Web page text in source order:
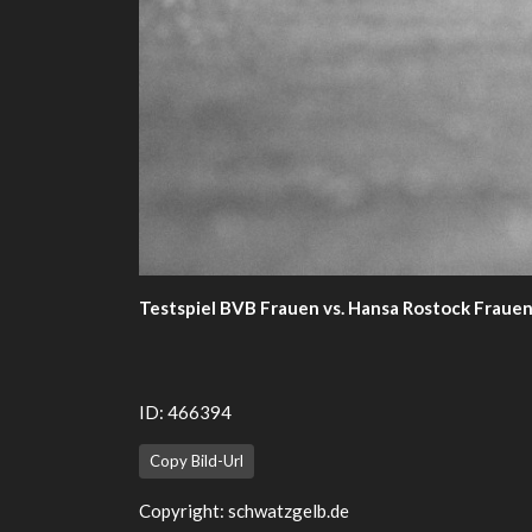
Testspiel BVB Frauen vs. Hansa Rostock Frauen
ID: 466394
Copy Bild-Url
Copyright: schwatzgelb.de